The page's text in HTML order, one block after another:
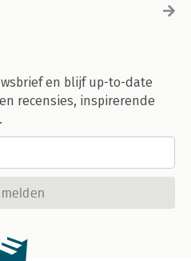
en blijf up-to-date
recensies, inspirerende